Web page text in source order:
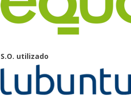
S.O. utilizado